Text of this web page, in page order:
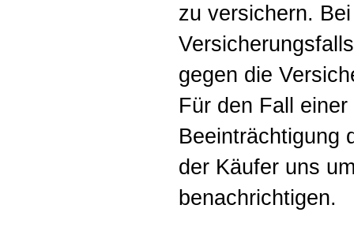
zu versichern.
gegen die
Für den Fall
Beeinträchtigung
der Käufer uns
benachrichtigen.